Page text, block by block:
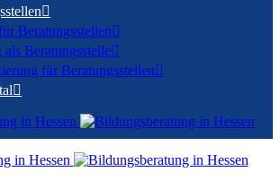

Beratungsstellen
als Beratungsstelle
für Beratungsstellen
